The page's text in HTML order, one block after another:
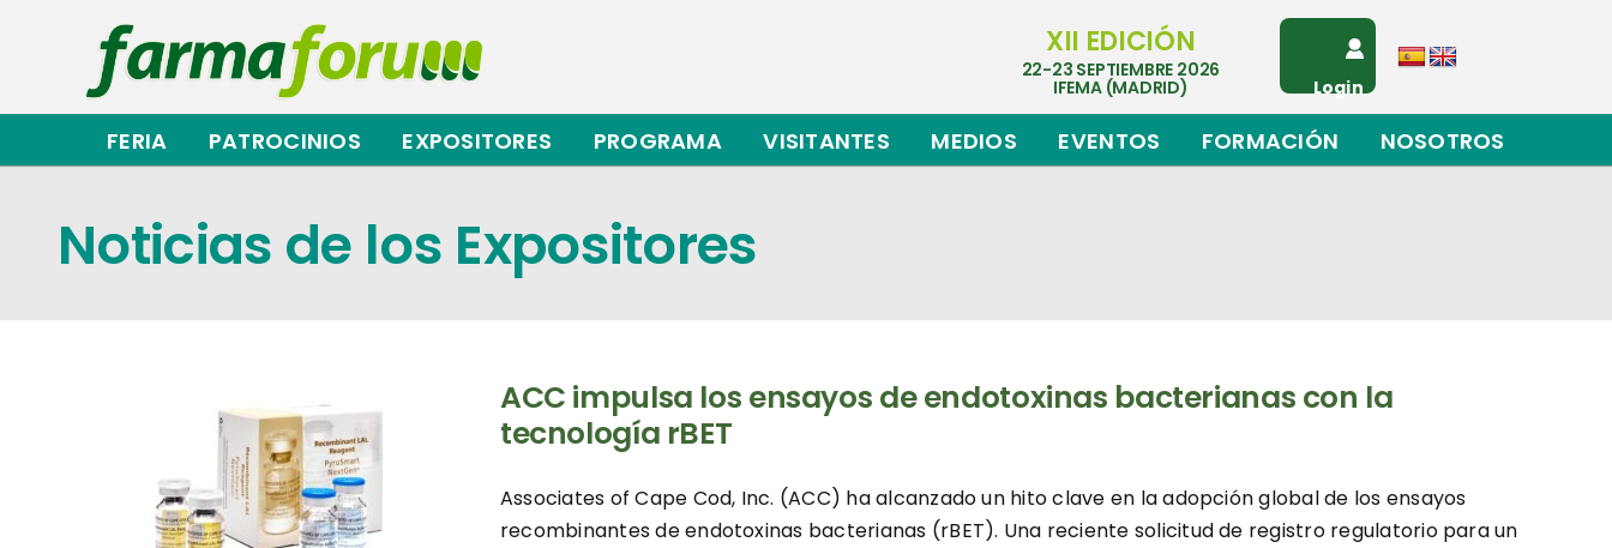
contenido
XII EDICIÓN
22-23 SEPTIEMBRE 2026
IFEMA (MADRID) Login
FERIA PATROCINIOS EXPOSITORES PROGRAMA VISITANTES MEDIOS EVENTOS FORMACIÓN NOSOTROS
Noticias de los Expositores
ACC impulsa los ensayos de endotoxinas bacterianas con la
tecnología rBET
Associates of Cape Cod, Inc. (ACC) ha alcanzado un hito clave en la adopción global de los ensayos
recombinantes de endotoxinas bacterianas (rBET). Una reciente solicitud de registro regulatorio para un